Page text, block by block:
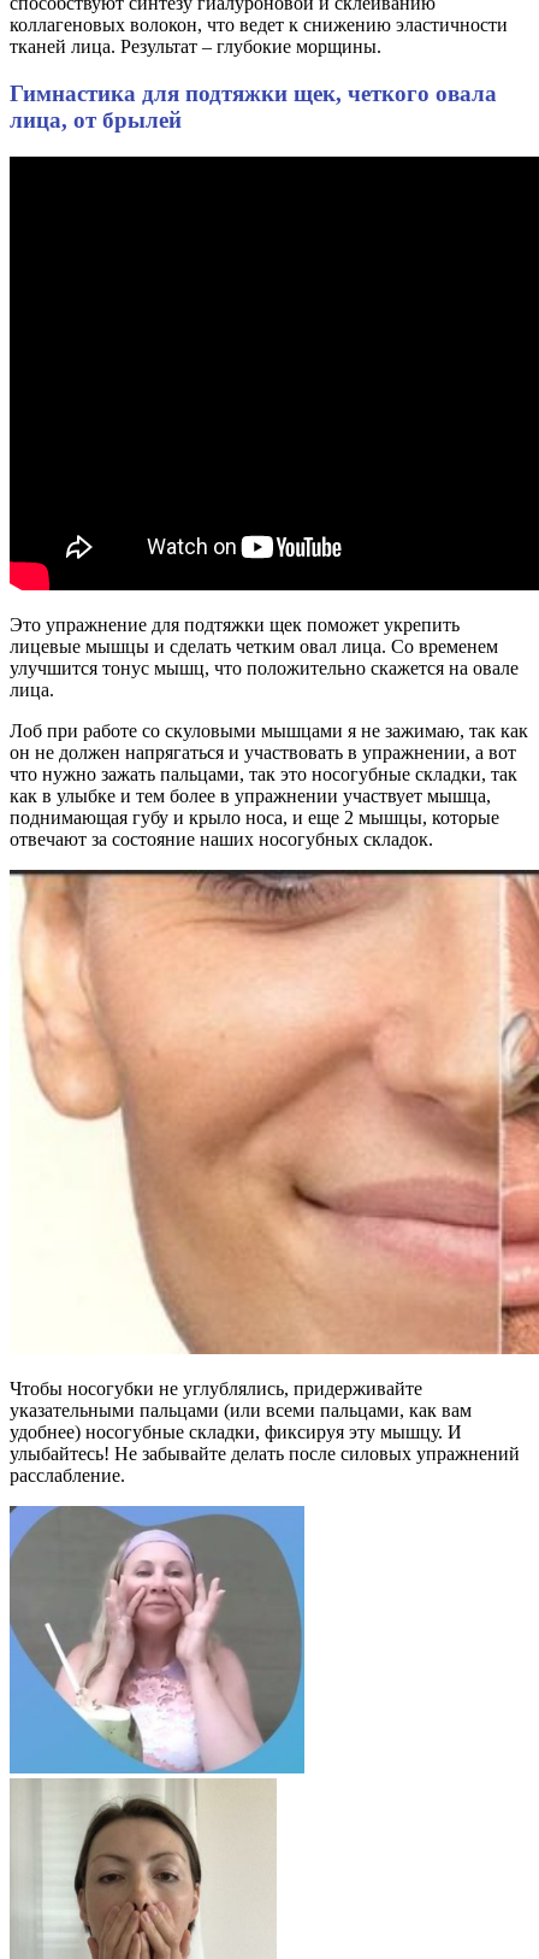
коллагеновых волокон, что ведет к снижению эластичности
тканей лица. Результат – глубокие морщины.
Гимнастика для подтяжки щек, четкого овала
лица, от брылей
Это упражнение для подтяжки щек поможет укрепить
лицевые мышцы и сделать четким овал лица. Со временем
улучшится тонус мышц, что положительно скажется на овале
лица.
Лоб при работе со скуловыми мышцами я не зажимаю, так как
он не должен напрягаться и участвовать в упражнении, а вот
что нужно зажать пальцами, так это носогубные складки, так
как в улыбке и тем более в упражнении участвует мышца,
поднимающая губу и крыло носа, и еще 2 мышцы, которые
отвечают за состояние наших носогубных складок.
Чтобы носогубки не углублялись, придерживайте
указательными пальцами (или всеми пальцами, как вам
удобнее) носогубные складки, фиксируя эту мышцу. И
улыбайтесь! Не забывайте делать после силовых упражнений
расслабление.